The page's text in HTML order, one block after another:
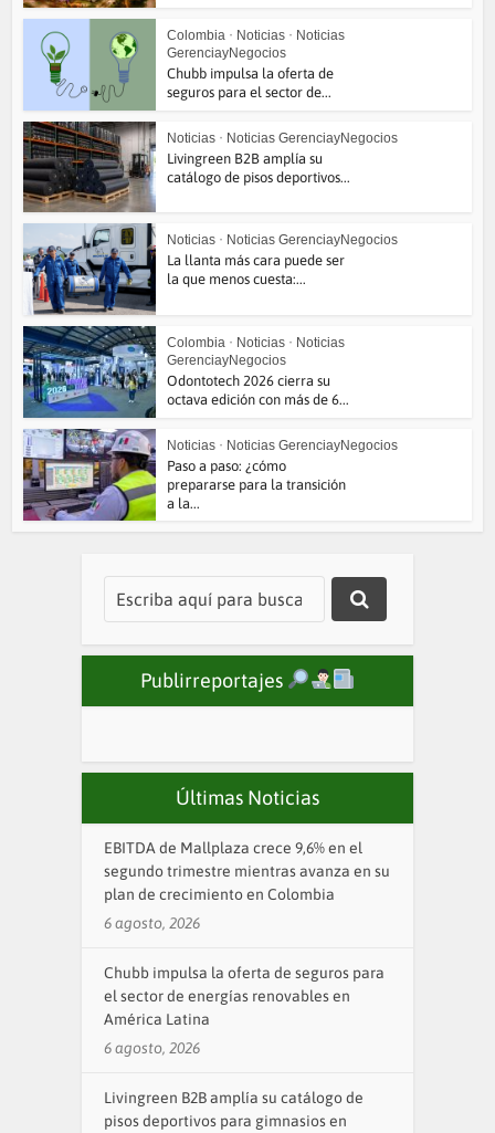
Colombia • Noticias • Noticias
GerenciayNegocios
Chubb impulsa la oferta de
seguros para el sector de...
Noticias • Noticias GerenciayNegocios
Livingreen B2B amplía su
catálogo de pisos deportivos...
Noticias • Noticias GerenciayNegocios
La llanta más cara puede ser
la que menos cuesta:...
Colombia • Noticias • Noticias
GerenciayNegocios
Odontotech 2026 cierra su
octava edición con más de 6...
Noticias • Noticias GerenciayNegocios
Paso a paso: ¿cómo
prepararse para la transición
a la...
Publirreportajes
Últimas Noticias
EBITDA de Mallplaza crece 9,6% en el
segundo trimestre mientras avanza en su
plan de crecimiento en Colombia
6 agosto, 2026
Chubb impulsa la oferta de seguros para
el sector de energías renovables en
América Latina
6 agosto, 2026
Livingreen B2B amplía su catálogo de
pisos deportivos para gimnasios en